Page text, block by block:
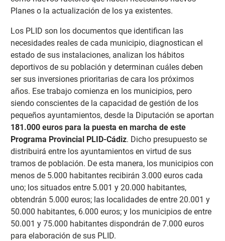
Planes o la actualización de los ya existentes.
Los PLID son los documentos que identifican las
necesidades reales de cada municipio, diagnostican el
estado de sus instalaciones, analizan los hábitos
deportivos de su población y determinan cuáles deben
ser sus inversiones prioritarias de cara los próximos
años. Ese trabajo comienza en los municipios, pero
siendo conscientes de la capacidad de gestión de los
pequeños ayuntamientos, desde la Diputación se aportan
181.000 euros para la puesta en marcha de este
Programa Provincial PLID-Cádiz. Dicho presupuesto se
distribuirá entre los ayuntamientos en virtud de sus
tramos de población. De esta manera, los municipios con
menos de 5.000 habitantes recibirán 3.000 euros cada
uno; los situados entre 5.001 y 20.000 habitantes,
obtendrán 5.000 euros; las localidades de entre 20.001 y
50.000 habitantes, 6.000 euros; y los municipios de entre
50.001 y 75.000 habitantes dispondrán de 7.000 euros
para elaboración de sus PLID.